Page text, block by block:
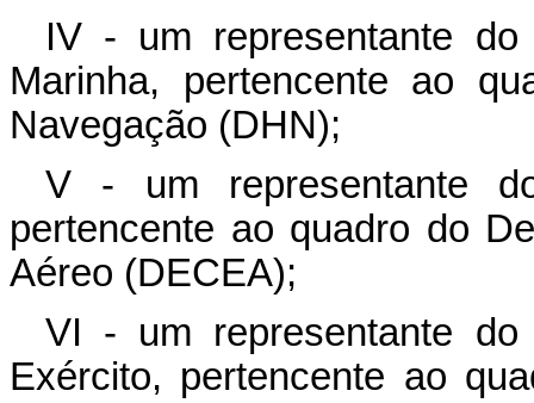
IV - um representante do
Marinha, pertencente ao
Navegação (DHN);
V - um representante
pertencente ao quadro do
Aéreo (DECEA);
VI - um representante do
Exército, pertencente ao